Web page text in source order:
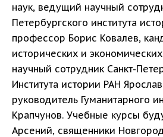
наук, ведущий научный
Петербургского института
профессор Борис Ковалев,
исторических и
научный сотрудник Санкт-
Института истории РАН
руководитель Гуманитарного
Крапчунов. Учебные курсы
Арсений, священники